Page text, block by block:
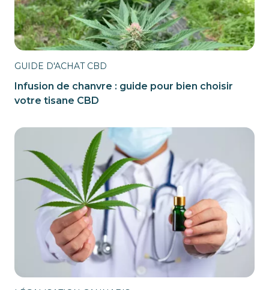
GUIDE D'ACHAT CBD
Infusion de chanvre : guide pour bien choisir
votre tisane CBD